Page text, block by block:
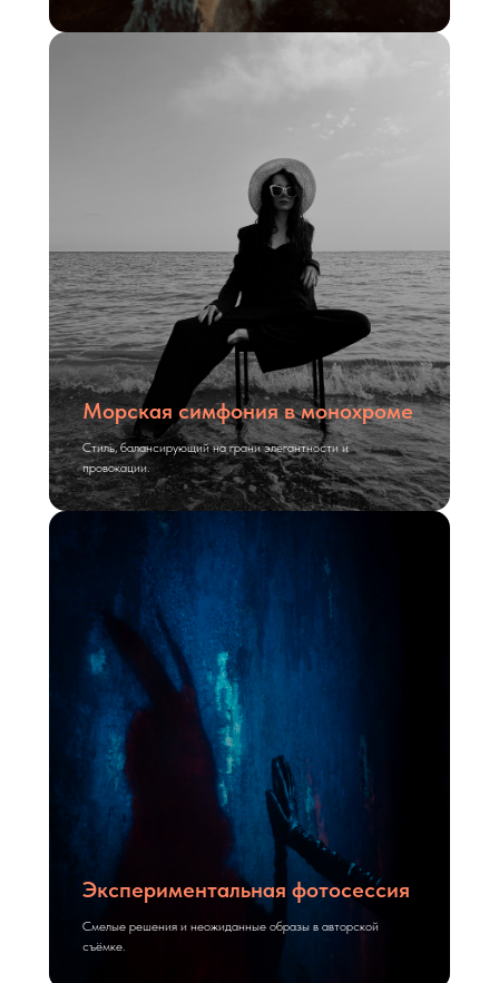
Морская симфония в монохроме
Стиль, балансирующий на грани элегантности и
провокации.
Экспериментальная фотосессия
Смелые решения и неожиданные образы в авторской
съёмке.